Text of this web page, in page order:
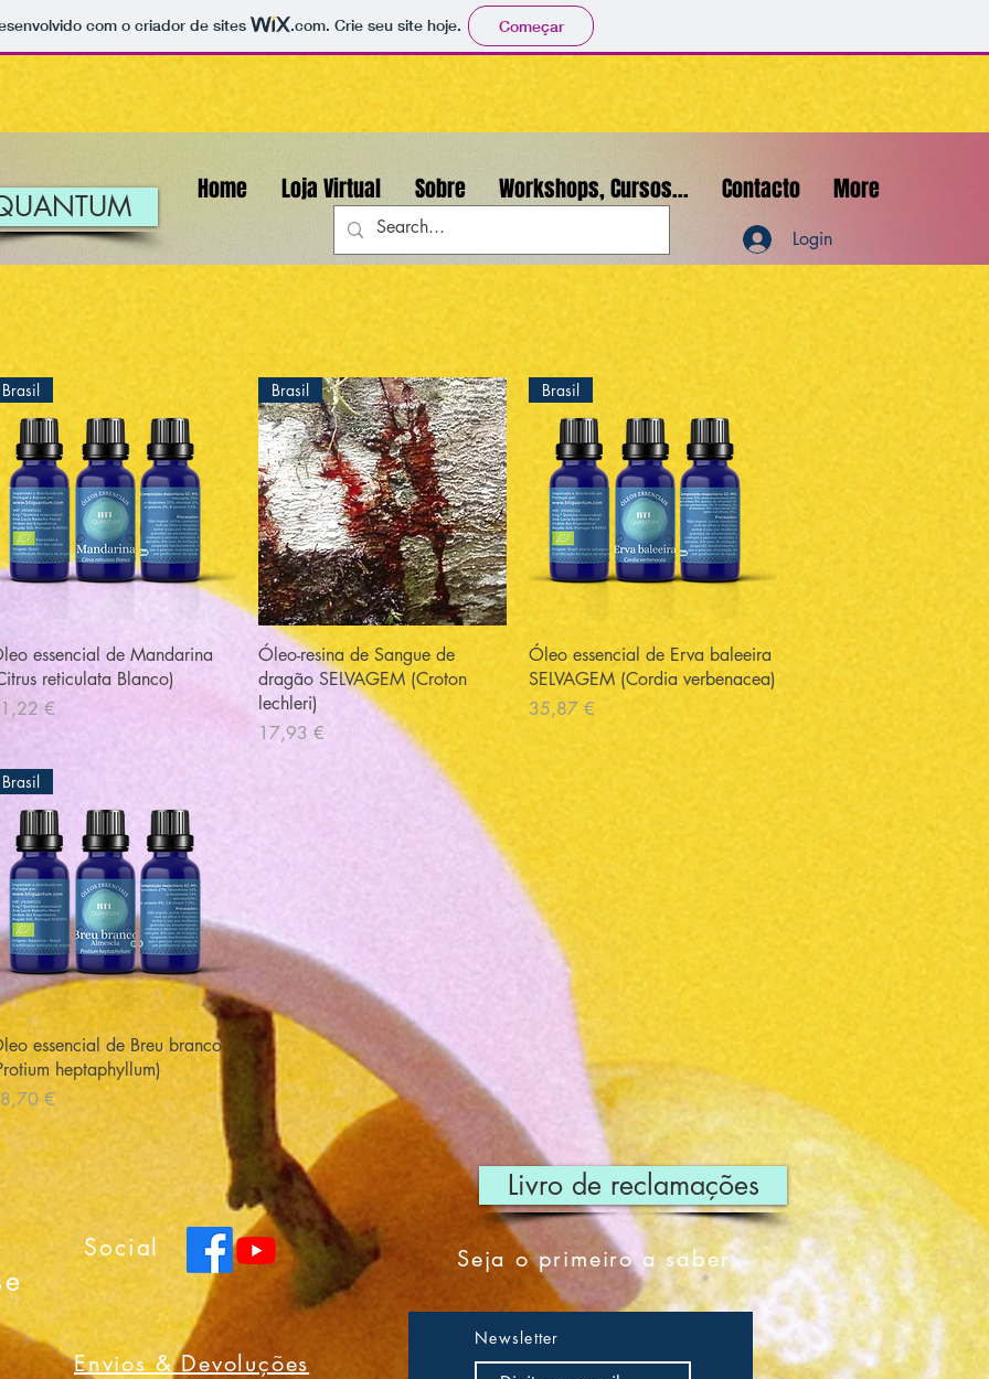
com o criador de sites .com. Crie seu site hoje. Começar
Home Loja Virtual Sobre Workshops, Cursos... Contacto More
Login
Visualização rápida
Brasil
essencial de Mandarina
reticulata Blanco)
€
Visualização rápida
Brasil
Óleo-resina de Sangue de
dragão SELVAGEM (Croton
lechleri)
Preço
17,93 €
Visualização rápida
Brasil
Óleo essencial de Erva baleeira
SELVAGEM (Cordia verbenacea)
Preço
35,87 €
Visualização rápida
Brasil
essencial de Breu branco
heptaphyllum)
€
Livro de reclamações
Social
Envios & Devoluções
Seja o primeiro a saber:
Newsletter